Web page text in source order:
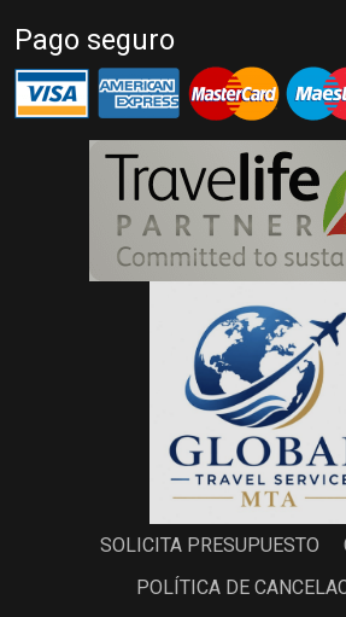
Pago seguro
SOLICITA PRESUPUESTO
POLÍTICA DE